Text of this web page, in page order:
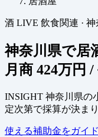
酒 LIVE 飲食関連 · 神
神奈川県で居
月商 424万円 /
INSIGHT 神奈川県の
定次第で採算が決ま
使える補助金をガイ